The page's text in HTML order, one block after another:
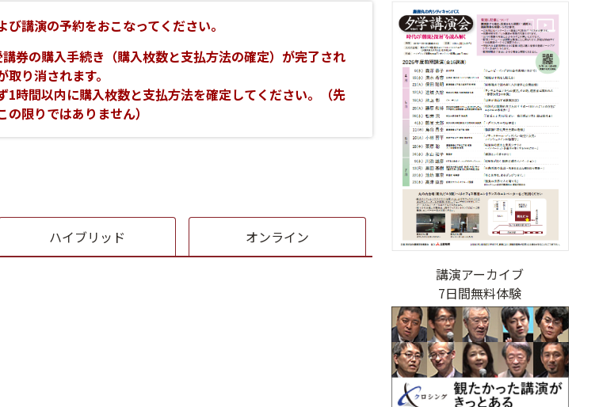
講演の予約をおこなってください。
券の購入手続き（購入枚数と支払方法の確定）が完了され
り消されます。
1時間以内に購入枚数と支払方法を確定してください。（先
限りではありません）
ハイブリッド オンライン
講演アーカイブ
7日間無料体験